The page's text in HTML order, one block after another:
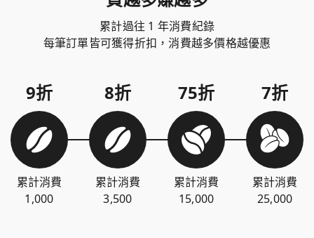
累計過往 1 年消費紀錄
每筆訂單皆可獲得折扣，消費越多價格越優惠
9折
累計消費
1,000
8折
累計消費
3,500
75折
累計消費
15,000
7折
累計消費
25,000